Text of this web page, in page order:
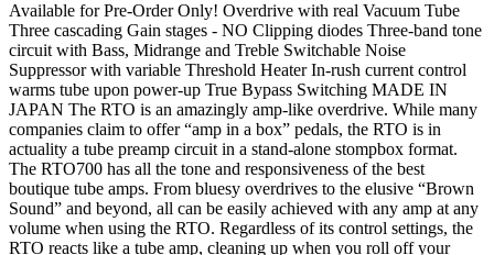
Available for Pre-Order Only! Overdrive with real Vacuum Tube
Three cascading Gain stages - NO Clipping diodes Three-band tone
circuit with Bass, Midrange and Treble Switchable Noise
Suppressor with variable Threshold Heater In-rush current control
warms tube upon power-up True Bypass Switching MADE IN
JAPAN The RTO is an amazingly amp-like overdrive. While many
companies claim to offer “amp in a box” pedals, the RTO is in
actuality a tube preamp circuit in a stand-alone stompbox format.
The RTO700 has all the tone and responsiveness of the best
boutique tube amps. From bluesy overdrives to the elusive “Brown
Sound” and beyond, all can be easily achieved with any amp at any
volume when using the RTO. Regardless of its control settings, the
RTO reacts like a tube amp, cleaning up when you roll off your